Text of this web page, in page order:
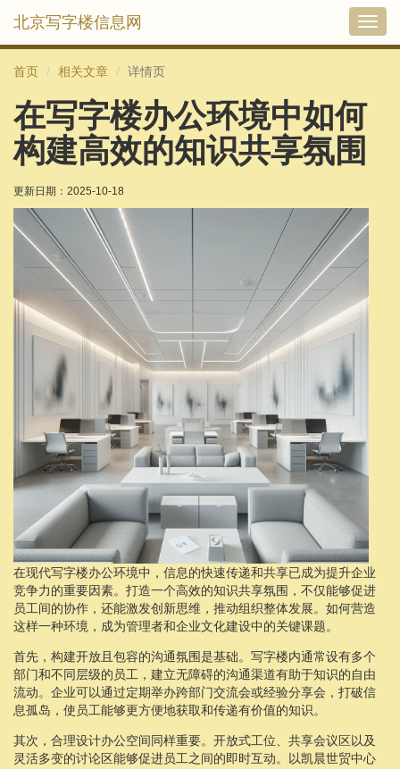
切
北京写字楼信息网
首页 相关文章 详情页
在写字楼办公环境中如何
构建高效的知识共享氛围
更新日期： 2025-10-18
在现代写字楼办公环境中，信息的快速传递和共享已成为提升企业
竞争力的重要因素。打造一个高效的知识共享氛围，不仅能够促进
员工间的协作，还能激发创新思维，推动组织整体发展。如何营造
这样一种环境，成为管理者和企业文化建设中的关键课题。
首先，构建开放且包容的沟通氛围是基础。写字楼内通常设有多个
部门和不同层级的员工，建立无障碍的沟通渠道有助于知识的自由
流动。企业可以通过定期举办跨部门交流会或经验分享会，打破信
息孤岛，使员工能够更方便地获取和传递有价值的知识。
其次，合理设计办公空间同样重要。开放式工位、共享会议区以及
灵活多变的讨论区能够促进员工之间的即时互动。以凯晨世贸中心